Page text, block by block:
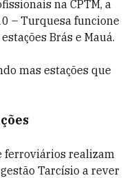
na CPTM, a
– Turquesa funcione
Brás e Mauá.
mas estações que
ferroviários realizam
Tarcísio a rever